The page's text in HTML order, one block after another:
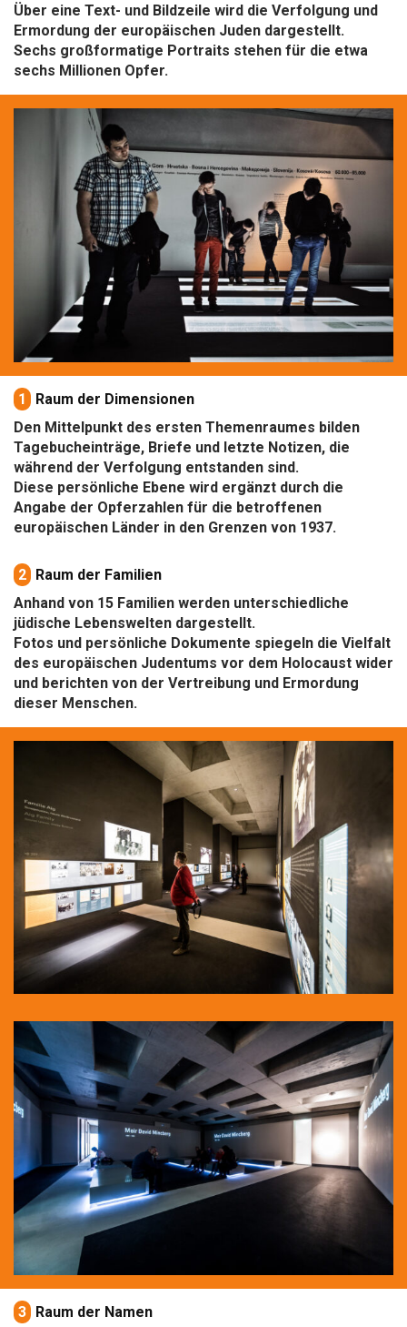
Über eine Text- und Bildzeile wird die Verfolgung und
Ermordung der europäischen Juden dargestellt.
Sechs großformatige Portraits stehen für die etwa
sechs Millionen Opfer.
1
Raum der Dimensionen
Den Mittelpunkt des ersten Themenraumes bilden
Tagebucheinträge, Briefe und letzte Notizen, die
während der Verfolgung entstanden sind.
Diese persönliche Ebene wird ergänzt durch die
Angabe der Opferzahlen für die betroffenen
europäischen Länder in den Grenzen von 1937.
2 Raum der Familien
Anhand von 15 Familien werden unterschiedliche
jüdische Lebenswelten dargestellt.
Fotos und persönliche Dokumente spiegeln die Vielfalt
des europäischen Judentums vor dem Holocaust wider
und berichten von der Vertreibung und Ermordung
dieser Menschen.
3 Raum der Namen